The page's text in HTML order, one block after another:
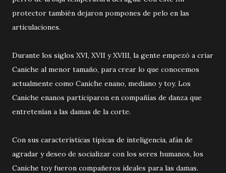
protector también dejaron pompones de pelo en las
articulaciones.
Durante los siglos XVI, XVII y XVIII, la gente empezó a criar
Caniche al menor tamaño, para crear lo que conocemos
actualmente como Caniche enano, mediano y toy. Los
Caniche enanos participaron en compañías de danza que
entretenían a las damas de la corte.
Con sus características típicas de inteligencia, afán de
agradar y deseo de socializar con los seres humanos, los
Caniche toy fueron compañeros ideales para las damas.